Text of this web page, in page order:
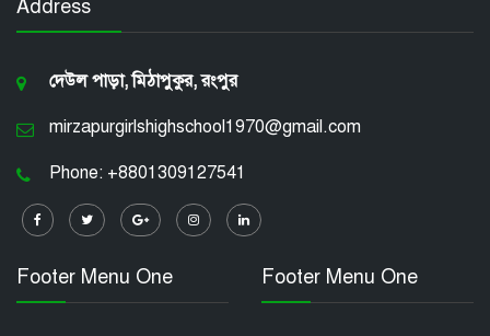
Address
দেউল পাড়া, মিঠাপুকুর, রংপুর
mirzapurgirlshighschool1970@gmail.com
Phone: +8801309127541
Footer Menu One Footer Menu One